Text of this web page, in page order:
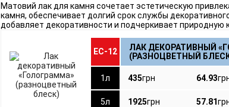
Матовий лак для камня сочетает эстетическую
камня, обеспечивает долгий срок службы
добавляет декоративности и подчеркивает природную
ЕС-12
ЛАК ДЕКОРАТИВНЫЙ
(РАЗНОЦВЕТНЫЙ
1л 435грн 64.93
5л 1925грн 57.81